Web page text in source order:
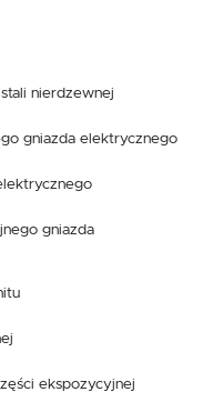
nierdzewnej
gniazda elektrycznego
gniazda
ekspozycyjnej